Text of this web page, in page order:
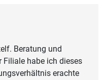
Beratung und
Filiale habe ich dieses
erachte